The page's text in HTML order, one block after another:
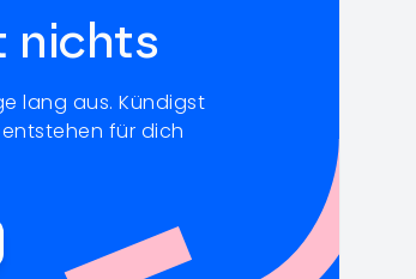
nichts
lang aus. Kündigst
für dich